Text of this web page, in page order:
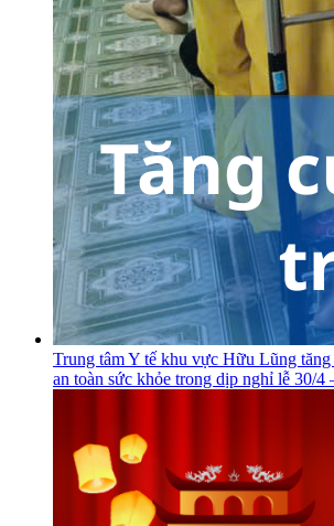
Trung tâm Y tế khu vực Hữu Lũng tăng
an toàn sức khỏe trong dịp nghỉ lễ 30/4